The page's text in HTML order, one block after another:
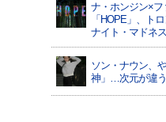
ナ・ホンジン×
「HOPE」、ト
ナイト・マドネ
ソン・ナウン、
神」…次元が違